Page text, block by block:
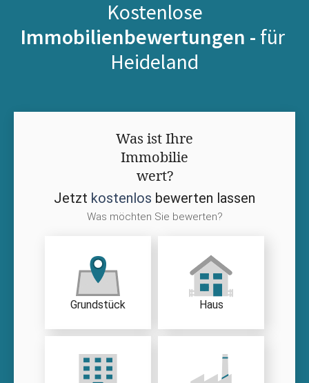
Kostenlose
Immobilienbewertungen - für
Heideland
Was ist Ihre
Immobilie
wert?
Jetzt kostenlos bewerten lassen
Was möchten Sie bewerten?
Grundstück Haus